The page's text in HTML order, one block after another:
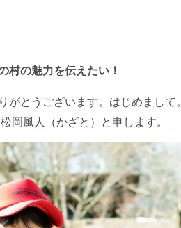
村の魅力を伝えたい！
とうございます。はじめまして。
岡風人（かざと）と申します。